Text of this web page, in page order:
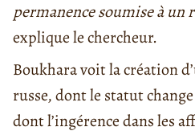
permanence soumise à un
explique le chercheur.
Boukhara voit la création
russe, dont le statut
dont l’ingérence dans les